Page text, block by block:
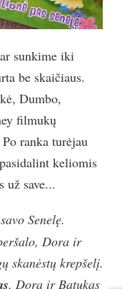
sunkime iki
be skaičiaus.
Dumbo,
filmukų
ranka turėjau
keliomis
už save...
Senelę.
Dora ir
skanėstų krepšelį.
, Dora ir Batukas